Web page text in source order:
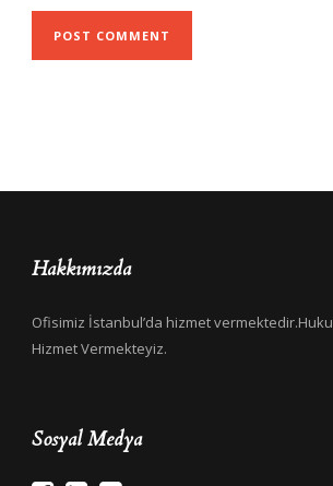
Hakkımızda
Ofisimiz İstanbul’da hizmet
Hizmet Vermekteyiz.
Sosyal Medya